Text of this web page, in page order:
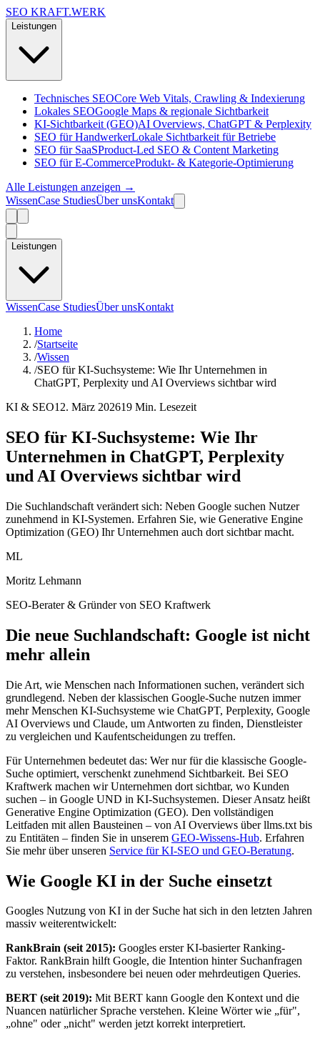
SEO KRAFT.WERK
Leistungen
Technisches SEOCore Web Vitals, Crawling & Indexierung
Lokales SEOGoogle Maps & regionale Sichtbarkeit
KI-Sichtbarkeit (GEO)AI Overviews, ChatGPT & Perplexity
SEO für HandwerkerLokale Sichtbarkeit für Betriebe
SEO für SaaSProduct-Led SEO & Content Marketing
SEO für E-CommerceProdukt- & Kategorie-Optimierung
Alle Leistungen anzeigen →
WissenCase StudiesÜber unsKontakt
Leistungen
WissenCase StudiesÜber unsKontakt
Home
/Startseite
/Wissen
/SEO für KI-Suchsysteme: Wie Ihr Unternehmen in
ChatGPT, Perplexity und AI Overviews sichtbar wird
KI & SEO12. März 202619 Min. Lesezeit
SEO für KI-Suchsysteme: Wie Ihr
Unternehmen in ChatGPT, Perplexity
und AI Overviews sichtbar wird
Die Suchlandschaft verändert sich: Neben Google suchen Nutzer
zunehmend in KI-Systemen. Erfahren Sie, wie Generative Engine
Optimization (GEO) Ihr Unternehmen auch dort sichtbar macht.
ML
Moritz Lehmann
SEO-Berater & Gründer von SEO Kraftwerk
Die neue Suchlandschaft: Google ist nicht
mehr allein
Die Art, wie Menschen nach Informationen suchen, verändert sich
grundlegend. Neben der klassischen Google-Suche nutzen immer
mehr Menschen KI-Suchsysteme wie ChatGPT, Perplexity, Google
AI Overviews und Claude, um Antworten zu finden, Dienstleister
zu vergleichen und Kaufentscheidungen zu treffen.
Für Unternehmen bedeutet das: Wer nur für die klassische Google-
Suche optimiert, verschenkt zunehmend Sichtbarkeit. Bei SEO
Kraftwerk machen wir Unternehmen dort sichtbar, wo Kunden
suchen – in Google UND in KI-Suchsystemen. Dieser Ansatz heißt
Generative Engine Optimization (GEO). Den vollständigen
Leitfaden mit allen Bausteinen – von AI Overviews über llms.txt bis
zu Entitäten – finden Sie in unserem GEO-Wissens-Hub. Erfahren
Sie mehr über unseren Service für KI-SEO und GEO-Beratung.
Wie Google KI in der Suche einsetzt
Googles Nutzung von KI in der Suche hat sich in den letzten Jahren
massiv weiterentwickelt:
RankBrain (seit 2015): Googles erster KI-basierter Ranking-
Faktor. RankBrain hilft Google, die Intention hinter Suchanfragen
zu verstehen, insbesondere bei neuen oder mehrdeutigen Queries.
BERT (seit 2019): Mit BERT kann Google den Kontext und die
Nuancen natürlicher Sprache verstehen. Kleine Wörter wie „für",
„ohne" oder „nicht" werden jetzt korrekt interpretiert.